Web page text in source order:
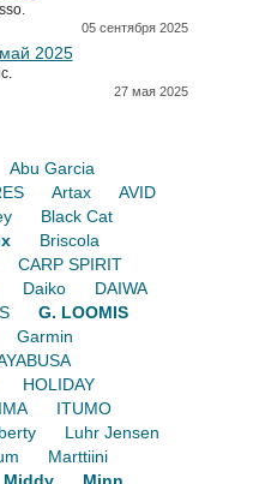
05 сентября 2025
2025
27 мая 2025
Abu Garcia
Artax
AVID
Black Cat
Briscola
CARP SPIRIT
Daiko
DAIWA
G. LOOMIS
Garmin
HOLIDAY
IMA
ITUMO
Luhr Jensen
Marttiini